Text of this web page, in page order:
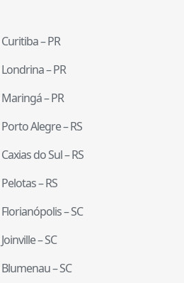
Curitiba–PR
Londrina–PR
Maringá–PR
Porto Alegre–RS
Caxias do Sul–RS
Pelotas–RS
Florianópolis–SC
Joinville–SC
Blumenau–SC